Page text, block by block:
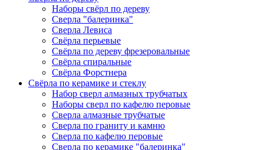
Наборы свёрл по дереву
Сверла "балеринка"
Сверла Левиса
Свёрла перьевые
Свёрла по дереву фрезеровальные
Свёрла спиральные
Свёрла Форстнера
Свёрла по керамике и стеклу
Набор сверл алмазных трубчатых
Наборы сверл по кафелю перовые
Сверла алмазные трубчатые
Сверла по граниту и камню
Сверла по кафелю перовые
Сверла по керамике "балеринка"